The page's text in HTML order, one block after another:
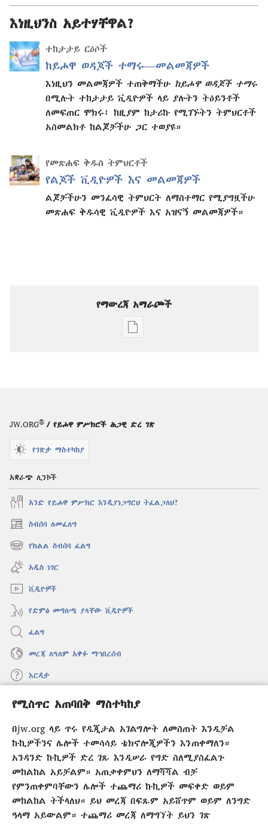
የሚስጥር አጠባበቅ ማስተካከያ
በjw.org ላይ ጥሩ የዲጂታል አገልግሎት ለመስጠት እንዲቻል
ኩኪዎችንና ሌሎች ተመሳሳይ ቴክኖሎጂዎችን እንጠቀማለን።
አንዳንድ ኩኪዎች ድረ ገጹ እንዲሠራ የግድ ስለሚያስፈልጉ
መከልከል አይቻልም። አጠቃቀምህን ለማሻሻል ብቻ
የምንጠቀምባቸውን ሌሎች ተጨማሪ ኩኪዎች መፍቀድ ወይም
መከልከል ትችላለህ። ይህ መረጃ በፍጹም አይሸጥም ወይም ለንግድ
ዓላማ አይውልም። ተጨማሪ መረጃ ለማግኘት ይህን ገጽ
እነዚህንስ አይተሃቸዋል?
ተከታታይ ርዕሶች
ከይሖዋ ወዳጆች ተማሩ​—መልመጃዎች
እነዚህን መልመጃዎች ተጠቅማችሁ ከይሖዋ ወዳጆች ተማሩ
በሚሉት ተከታታይ ቪዲዮዎች ላይ ያሉትን ትዕይንቶች
ለመፍጠር ሞክሩ፤ ከዚያም ከታሪኩ የሚገኙትን ትምህርቶች
አስመልክቶ ከልጆቻችሁ ጋር ተወያዩ።
የመጽሐፍ ቅዱስ ትምህርቶች
የልጆች ቪዲዮዎች እና መልመጃዎች
ልጆቻችሁን መንፈሳዊ ትምህርት ለማስተማር የሚያግዟችሁ
መጽሐፍ ቅዱሳዊ ቪዲዮዎች እና አዝናኝ መልመጃዎች።
የማውረጃ አማራጮች
የሕትመት
ወዳጅ
JW.ORG® / የይሖዋ ምሥክሮች ሕጋዊ ድረ ገጽ
የገጽታ ማስተካከያ
አቋራጭ ሊንኮች
አንድ የይሖዋ ምሥክር እንዲያነጋግርህ ትፈልጋለህ?
ስብሰባ ለመፈለግ
(አዲስ
ዊንዶው
ክፈት)
የክልል ስብሰባ ፈልግ
(አዲስ
ዊንዶው
ክፈት)
አዲስ ነገር
ቪዲዮዎች
የድምፅ መግለጫ ያላቸው ቪዲዮዎች
ፈልግ
መረጃ ለዓለም አቀፉ ማኅበረሰብ
እርዳታ
መዋጮዎች
(አዲስ
ክፈት)
የመጠበቂያ ግንብ የኢንተርኔት ቤተ መጻሕፍት
(አዲስ
ዊንዶው
®
(አዲስ
ዊንዶው
®